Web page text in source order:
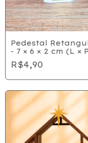
Pedestal
- 7 × 6 × 2 cm (L ×
A)
R$4,90